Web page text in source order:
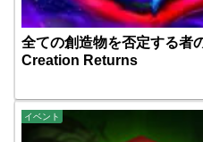
全ての創造物を否定する者
Creation Returns
イベント